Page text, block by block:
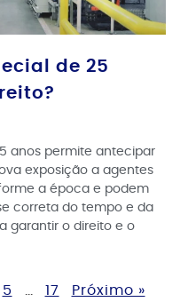
de 25
anos permite antecipar
exposição a agentes
a época e podem
correta do tempo e da
garantir o direito e o
5 … 17 Próximo »